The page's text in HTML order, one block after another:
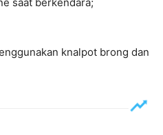
knalpot brong dan